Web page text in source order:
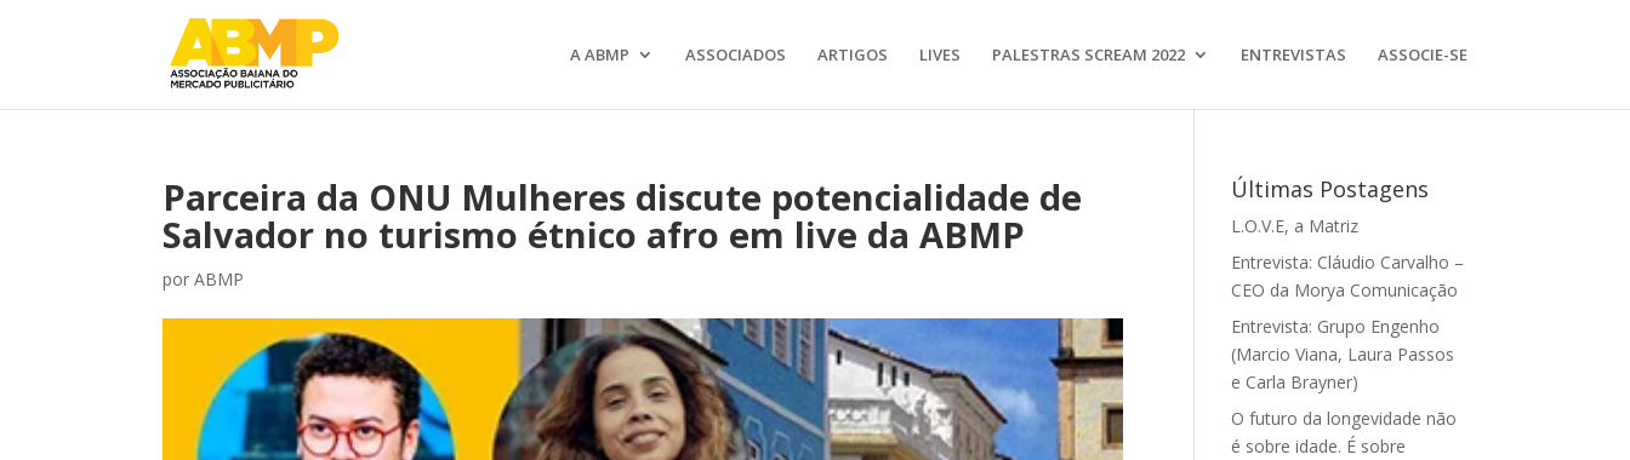
A ABMP ASSOCIADOS ARTIGOS LIVES PALESTRAS SCREAM 2022 ENTREVISTAS ASSOCIE-SE
Parceira da ONU Mulheres discute potencialidade de
Salvador no turismo étnico afro em live da ABMP
porABMP
Últimas Postagens
L.O.V.E, a Matriz
Entrevista: Cláudio Carvalho –
CEO da Morya Comunicação
Entrevista: Grupo Engenho
(Marcio Viana, Laura Passos
e Carla Brayner)
O futuro da longevidade não
é sobre idade. É sobre